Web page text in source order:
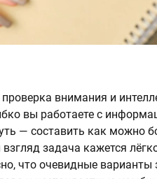
внимания и
вы работаете с
— составить как можно
задача кажется
что очевидные